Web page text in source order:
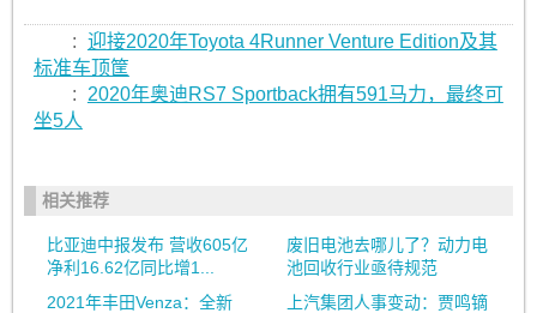
: 迎接2020年Toyota 4Runner Venture Edition及其
标准车顶筐
:
2020年奥迪RS7 Sportback拥有591马力，最终可
坐5人
相关推荐
比亚迪中报发布 营收605亿
净利16.62亿同比增1...
废旧电池去哪儿了？动力电
池回收行业亟待规范
2021年丰田Venza：全新
上汽集团人事变动：贾鸣镝